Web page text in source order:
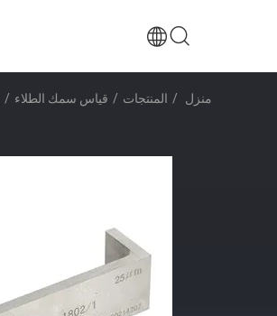
منزل / المنتجات / قياس سمك الطلاء /